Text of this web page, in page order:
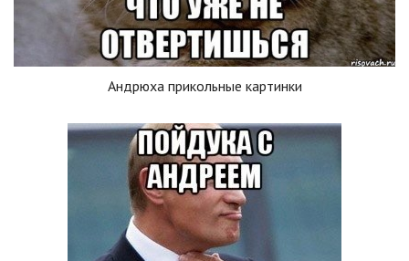
Андрюха прикольные картинки